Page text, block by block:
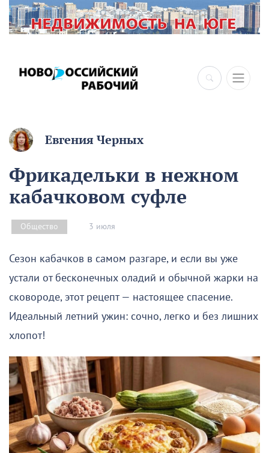
×
Евгения Черных
Фрикадельки в нежном
кабачковом суфле
Общество 3 июля
Сезон кабачков в самом разгаре, и если вы уже
устали от бесконечных оладий и обычной жарки на
сковороде, этот рецепт — настоящее спасение.
Идеальный летний ужин: сочно, легко и без лишних
хлопот!